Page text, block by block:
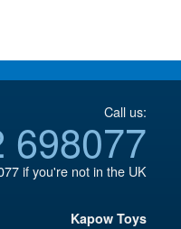
Call us:
698077
if you're not in the UK
Kapow Toys